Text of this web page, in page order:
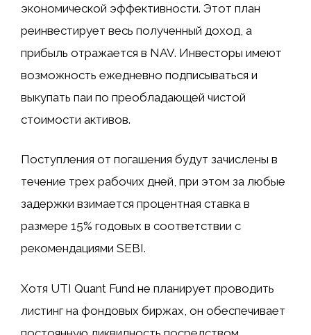
экономической эффективности. Этот план
реинвестирует весь полученный доход, а
прибыль отражается в NAV. Инвесторы имеют
возможность ежедневно подписываться и
выкупать паи по преобладающей чистой
стоимости активов.
Поступления от погашения будут зачислены в
течение трех рабочих дней, при этом за любые
задержки взимается процентная ставка в
размере 15% годовых в соответствии с
рекомендациями SEBI.
Хотя UTI Quant Fund не планирует проводить
листинг на фондовых биржах, он обеспечивает